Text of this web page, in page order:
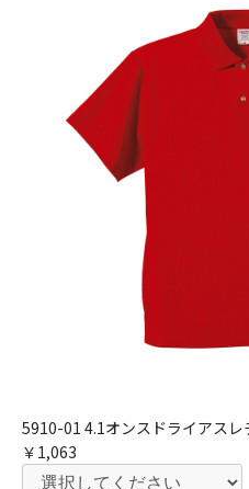
5910-01 4.1オンスドライアスレ
￥1,063